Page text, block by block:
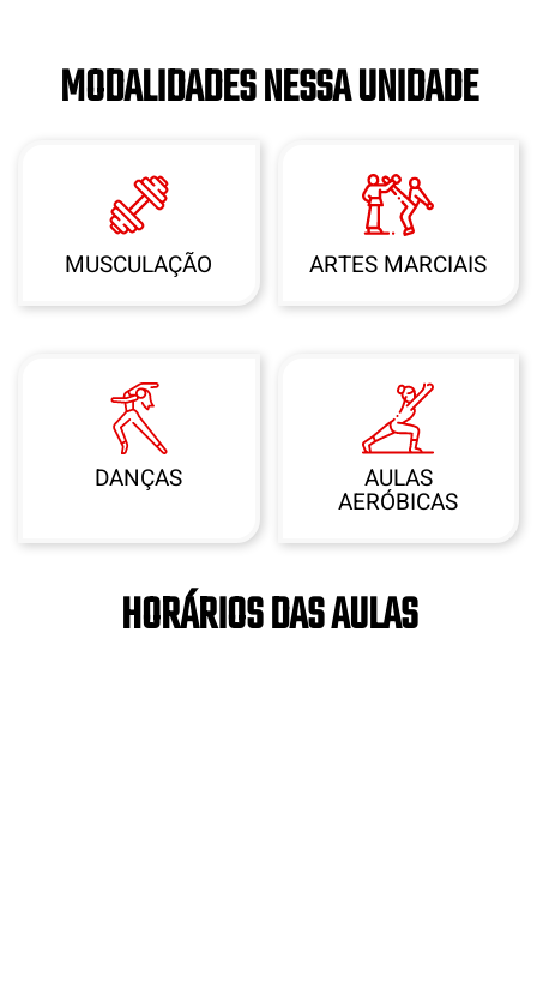
MODALIDADES NESSA UNIDADE
MUSCULAÇÃO ARTES MARCIAIS
DANÇAS AULAS
AERÓBICAS
HORÁRIOS DAS AULAS